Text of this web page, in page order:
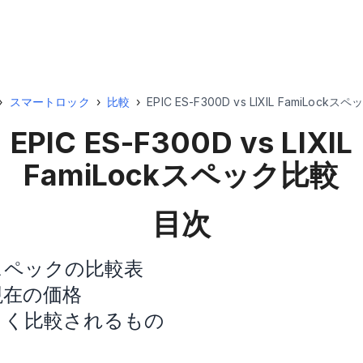
スマートロック › 比較 › EPIC ES-F300D vs LIXIL FamiLockスペ
EPIC ES-F300D vs LIXIL
FamiLockスペック比較
目次
ックの比較表
の価格
比較されるもの